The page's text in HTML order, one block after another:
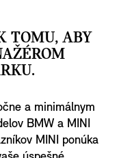
TOMU, ABY
a minimálnym
BMW a MINI
MINI ponúka